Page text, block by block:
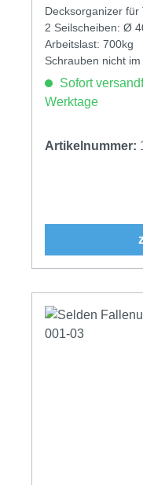
Decksorganizer für
2 Seilscheiben: Ø
Arbeitslast: 700kg
Schrauben nicht
Sofort
Werktage
Artikelnummer: